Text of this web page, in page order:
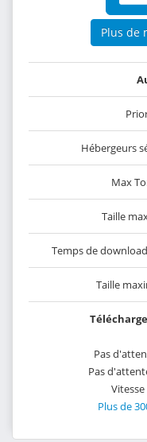
Plus de
Hébergeurs
Max
Taille
Temps de
Taille
Pas
Pas
Plus de